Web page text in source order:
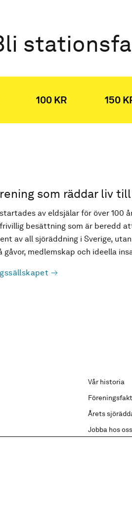
100 KR 150
som räddar liv
av eldsjälar för över 100
besättning som är beredd
av all sjöräddning i Sverige,
medlemskap och ideella
Vår historia
Årets
Jobba hos oss